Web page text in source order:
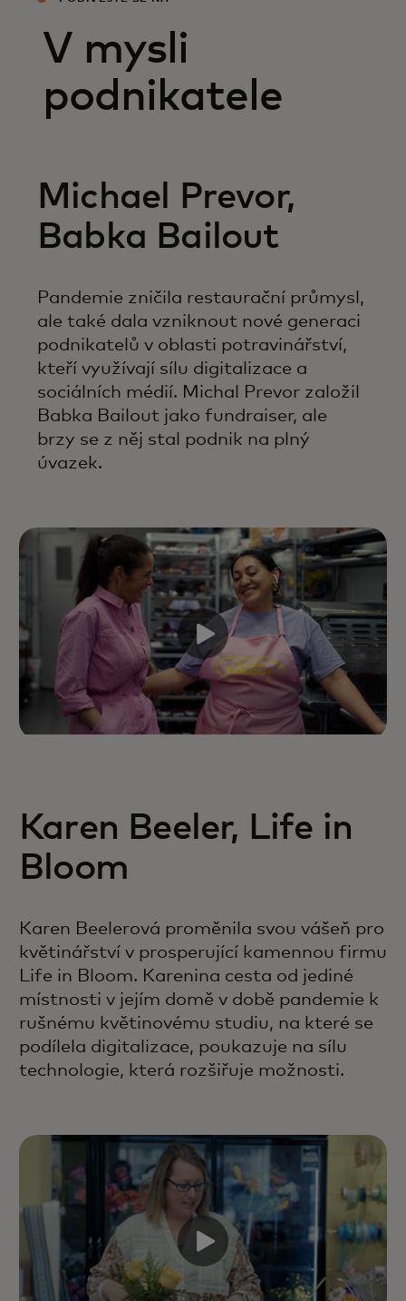
V mysli
podnikatele
Michael Prevor,
Babka Bailout
Pandemie zničila restaurační průmysl,
ale také dala vzniknout nové generaci
podnikatelů v oblasti potravinářství,
kteří využívají sílu digitalizace a
sociálních médií. Michal Prevor založil
Babka Bailout jako fundraiser, ale
brzy se z něj stal podnik na plný
úvazek.
Karen Beeler, Life in
Bloom
Karen Beelerová proměnila svou vášeň pro
květinářství v prosperující kamennou firmu
Life in Bloom. Karenina cesta od jediné
místnosti v jejím domě v době pandemie k
rušnému květinovému studiu, na které se
podílela digitalizace, poukazuje na sílu
technologie, která rozšiřuje možnosti.